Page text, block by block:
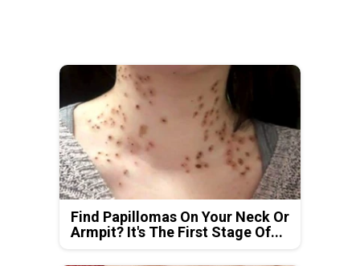
Find Papillomas On Your Neck Or
Armpit? It's The First Stage Of...